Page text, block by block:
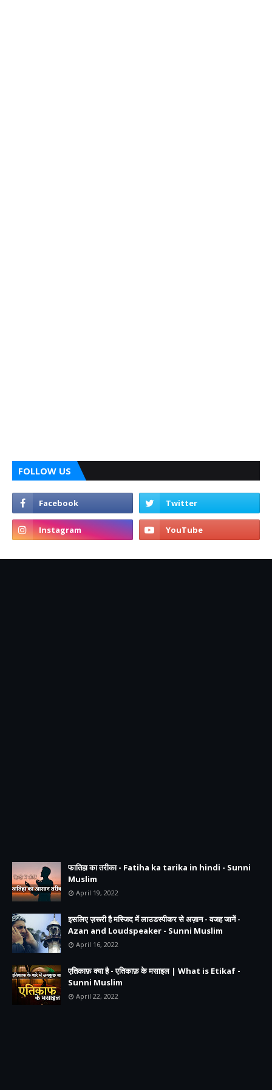
FOLLOW US
फातिहा का तरीका - Fatiha ka tarika in hindi - Sunni
Muslim
April 19, 2022
इसलिए ज़रूरी है मस्जिद में लाउडस्पीकर से अज़ान - वजह जानें -
Azan and Loudspeaker - Sunni Muslim
April 16, 2022
एतिकाफ़ क्या है - एतिकाफ़ के मसाइल | What is Etikaf -
Sunni Muslim
April 22, 2022